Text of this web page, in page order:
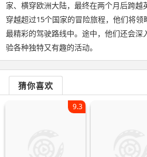
家、横穿欧洲大陆，最终在两个月后跨
穿越超过15个国家的冒险旅程，他们将
最精彩的驾驶路线中。途中，他们还会
验各种独特又有趣的活动。
猜你喜欢
9.3